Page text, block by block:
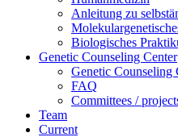
Anleitung zu
Biologisches
Genetic Counseling Center
Genetic Counseling
FAQ
Committees /
Team
Current